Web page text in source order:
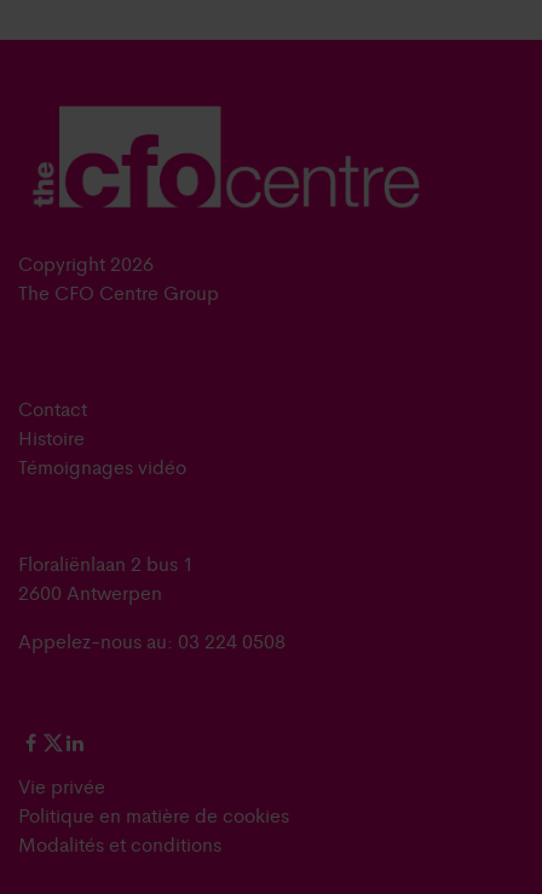
Copyright 2026
The CFO Centre Group
Contact
Histoire
Témoignages vidéo
Floraliënlaan 2 bus 1
2600 Antwerpen
Appelez-nous au: 03 224 0508
Vie privée
Politique en matière de cookies
Modalités et conditions